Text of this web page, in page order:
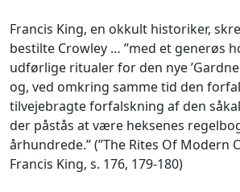
Francis King, en okkult historiker,
bestilte Crowley … ”med et generøs
udførlige ritualer for den nye
og, ved omkring samme tid den
tilvejebragte forfalskning af den
der påstås at være heksenes
århundrede.” (”The Rites Of Modern
Francis King, s. 176, 179-180)